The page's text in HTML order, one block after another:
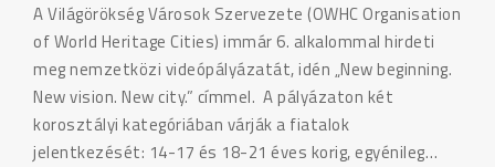
A Világörökség Városok Szervezete (OWHC Organisation
of World Heritage Cities) immár 6. alkalommal hirdeti
meg nemzetközi videópályázatát, idén „New beginning.
New vision. New city.” címmel. A pályázaton két
korosztályi kategóriában várják a fiatalok
jelentkezését: 14-17 és 18-21 éves korig, egyénileg…